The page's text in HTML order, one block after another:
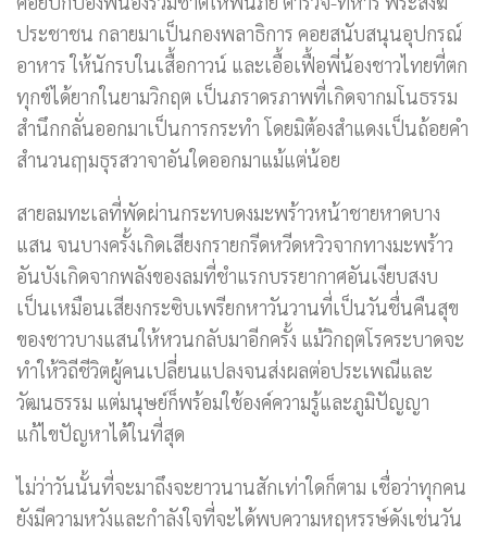
ประชาชน กลายมาเป็นกองพลาธิการ คอยสนับสนุนอุปกรณ์
อาหาร ให้นักรบในเสื้อกาวน์ และเอื้อเฟื้อพี่น้องชาวไทยที่ตก
ทุกข์ได้ยากในยามวิกฤต เป็นภราดรภาพที่เกิดจากมโนธรรม
สำนึกกลั่นออกมาเป็นการกระทำ โดยมิต้องสำแดงเป็นถ้อยคำ
สำนวนฤๅมธุรสวาจาอันใดออกมาแม้แต่น้อย
สายลมทะเลที่พัดผ่านกระทบดงมะพร้าวหน้าชายหาดบาง
แสน จนบางครั้งเกิดเสียงกรายกรีดหวีดหวิวจากทางมะพร้าว
อันบังเกิดจากพลังของลมที่ชำแรกบรรยากาศอันเงียบสงบ
เป็นเหมือนเสียงกระซิบเพรียกหาวันวานที่เป็นวันชื่นคืนสุข
ของชาวบางแสนให้หวนกลับมาอีกครั้ง แม้วิกฤตโรคระบาดจะ
ทำให้วิถีชีวิตผู้คนเปลี่ยนแปลงจนส่งผลต่อประเพณีและ
วัฒนธรรม แต่มนุษย์ก็พร้อมใช้องค์ความรู้และภูมิปัญญา
แก้ไขปัญหาได้ในที่สุด
ไม่ว่าวันนั้นที่จะมาถึงจะยาวนานสักเท่าใดก็ตาม เชื่อว่าทุกคน
ยังมีความหวังและกำลังใจที่จะได้พบความหฤหรรษ์ดังเช่นวัน